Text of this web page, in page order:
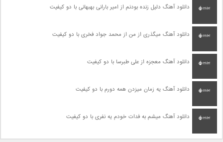
دانلود آهنگ دلیل زنده بودنم از امیر بارانی بهبهانی با دو کیفیت
دانلود آهنگ میگذری از من از محمد جواد فخری با دو کیفیت
دانلود آهنگ معجزه از علی طبرسا با دو کیفیت
دانلود آهنگ یه زمان میزدن همه دورم با دو کیفیت
دانلود آهنگ میشم به فدات خودم یه نفری با دو کیفیت